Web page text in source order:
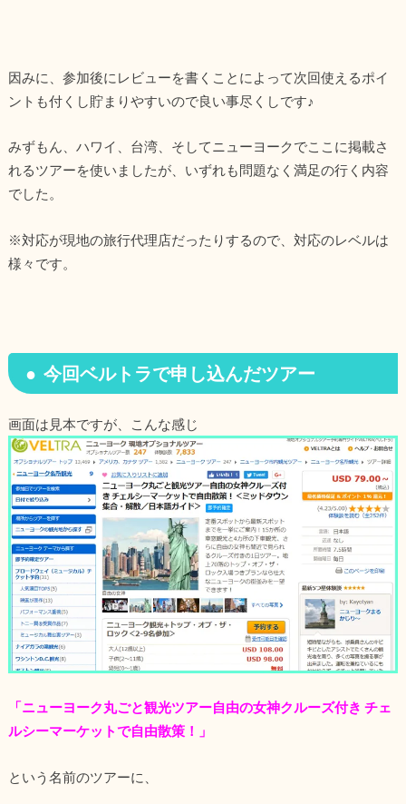
因みに、参加後にレビューを書くことによって次回使えるポイ
ントも付くし貯まりやすいので良い事尽くしです♪
みずもん、ハワイ、台湾、そしてニューヨークでここに掲載さ
れるツアーを使いましたが、いずれも問題なく満足の行く内容
でした。
※対応が現地の旅行代理店だったりするので、対応のレベルは
様々です。
今回ベルトラで申し込んだツアー
画面は見本ですが、こんな感じ
「ニューヨーク丸ごと観光ツアー自由の女神クルーズ付き チェ
ルシーマーケットで自由散策！」
という名前のツアーに、